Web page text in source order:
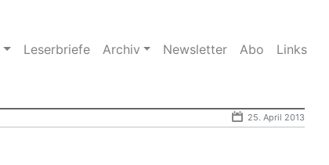
Leserbriefe Archiv Newsletter Abo Links
25. April 2013